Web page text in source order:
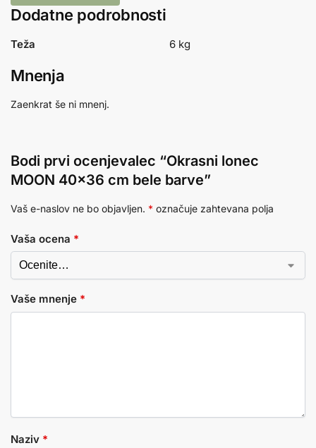
Dodatne podrobnosti
Teža 6 kg
Mnenja
Zaenkrat še ni mnenj.
Bodi prvi ocenjevalec “Okrasni lonec
MOON 40×36 cm bele barve”
Vaš e-naslov ne bo objavljen. * označuje zahtevana polja
Vaša ocena *
Vaše mnenje *
Naziv *